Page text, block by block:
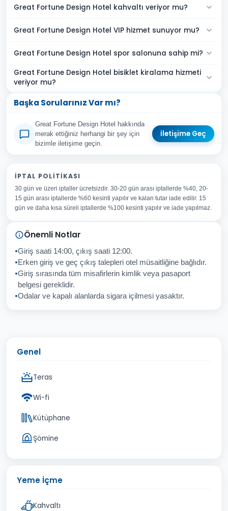
Great Fortune Design Hotel kahvaltı veriyor mu?
Great Fortune Design Hotel VIP hizmet sunuyor mu?
Great Fortune Design Hotel spor salonuna sahip mi?
Great Fortune Design Hotel bisiklet kiralama hizmeti
veriyor mu?
Başka Sorularınız Var mı?
Great Fortune Design Hotel hakkında
merak ettiğiniz herhangi bir şey için
bizimle iletişime geçin.
İletişime Geç
Adınız Soyadınız
E-posta Adresiniz
Konu
Sorunuz
İptal Gönder
İPTAL POLITIKASI
30 gün ve üzeri iptaller ücretsizdir. 30-20 gün arası iptallerde %40, 20-
15 gün arası iptallerde %60 kesinti yapılır ve kalan tutar iade edilir. 15
gün ve daha kısa süreli iptallerde %100 kesinti yapılır ve iade yapılmaz.
Önemli Notlar
Giriş saati 14:00, çıkış saati 12:00.
Erken giriş ve geç çıkış talepleri otel müsaitliğine bağlıdır.
Giriş sırasında tüm misafirlerin kimlik veya pasaport
belgesi gereklidir.
Odalar ve kapalı alanlarda sigara içilmesi yasaktır.
Genel
Teras
Wi-fi
Kütüphane
Şömine
Yeme İçme
Kahvaltı